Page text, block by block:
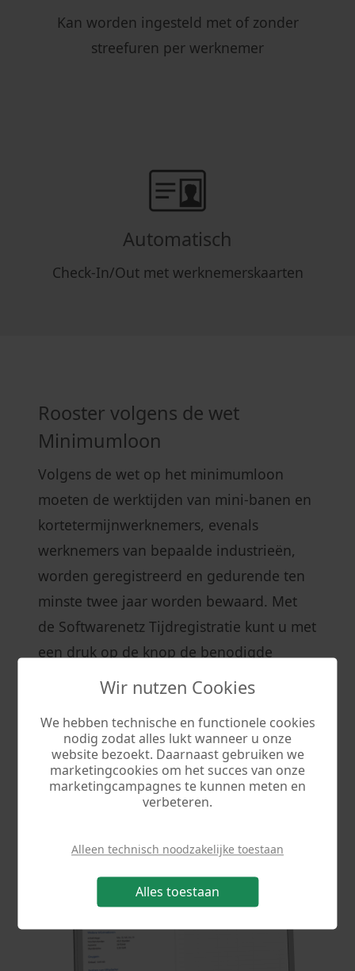
Wir nutzen Cookies
We hebben technische en functionele cookies
nodig zodat alles lukt wanneer u onze
website bezoekt. Daarnaast gebruiken we
marketingcookies om het succes van onze
marketingcampagnes te kunnen meten en
verbeteren.
Alleen technisch noodzakelijke toestaan
Alles toestaan
Kan worden ingesteld met of zonder
streefuren per werknemer
Automatisch
Check-In/Out met werknemerskaarten
Rooster volgens de wet
Minimumloon
Volgens de wet op het minimumloon
moeten de werktijden van mini-banen en
kortetermijnwerknemers, evenals
werknemers van bepaalde industrieën,
worden geregistreerd en gedurende ten
minste twee jaar worden bewaard. Met
de Softwarenetz Tijdregistratie kunt u met
een druk op de knop de benodigde
roosters printen of opslaan als PDF-